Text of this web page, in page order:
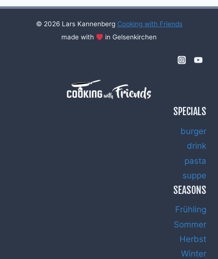
© 2026 Lars Kannenberg Cooking with Friends
made with
in Gelsenkirchen
SPECIALS
burger
drink
pasta
suppe
SEASONS
Frühling
Sommer
Herbst
Winter